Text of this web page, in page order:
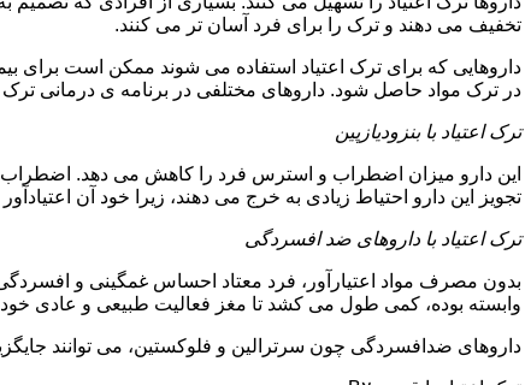
تخفیف می دهند و ترک را برای فرد آسان تر می کنند.
داروهایی که برای ترک اعتیاد استفاده می شوند ممکن است برای
در ترک مواد حاصل شود. داروهای مختلفی در برنامه ی درمانی ترک
ترک اعتیاد با بنزودیازپین
این دارو میزان اضطراب و استرس فرد را کاهش می دهد. اضطراب
تجویز این دارو احتیاط زیادی به خرج می دهند، زیرا خود آن
ترک اعتیاد با داروهای ضد افسردگی
بدون مصرف مواد اعتیارآور، فرد معتاد احساس غمگینی و
وابسته بوده، کمی طول می کشد تا مغز فعالیت طبیعی و عادی خود
داروهای ضدافسردگی چون سرترالین و فلوکستین، می توانند